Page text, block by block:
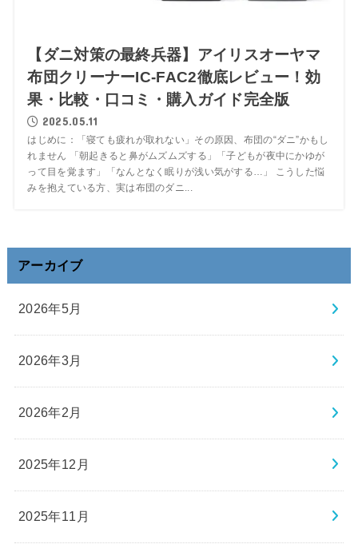
【ダニ対策の最終兵器】アイリスオーヤマ
布団クリーナーIC-FAC2徹底レビュー！効
果・比較・口コミ・購入ガイド完全版
2025.05.11
はじめに：「寝ても疲れが取れない」その原因、布団の“ダニ”かもし
れません 「朝起きると鼻がムズムズする」「子どもが夜中にかゆが
って目を覚ます」「なんとなく眠りが浅い気がする…」 こうした悩
みを抱えている方、実は布団のダニ...
アーカイブ
2026年5月
2026年3月
2026年2月
2025年12月
2025年11月